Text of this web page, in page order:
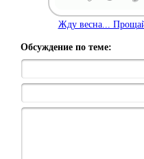
Жду весна...
Обсуждение по теме: